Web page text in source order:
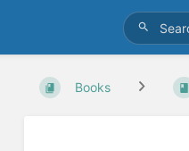
Books